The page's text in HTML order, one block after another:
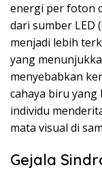
energi per foton
dari sumber LED
menjadi lebih
yang
menyebabkan
cahaya biru
individu
mata visual di
Gejala